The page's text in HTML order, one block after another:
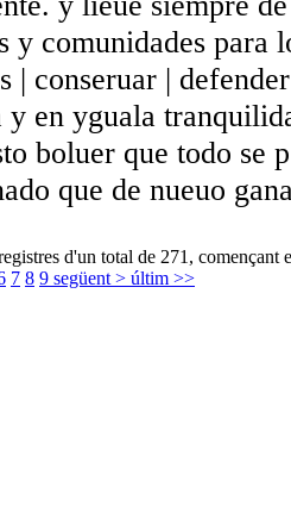
y comunidades para
| conseruar |
y en yguala
boluer que todo se
que de nueuo
d'un total de 271, començant
7 8 9 següent > últim >>